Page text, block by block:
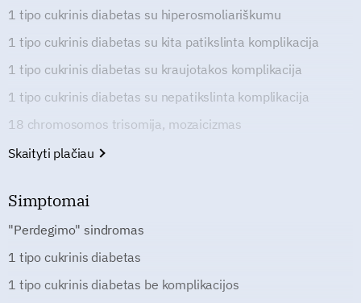
1 tipo cukrinis diabetas su hiperosmoliariškumu
1 tipo cukrinis diabetas su kita patikslinta komplikacija
1 tipo cukrinis diabetas su kraujotakos komplikacija
1 tipo cukrinis diabetas su nepatikslinta komplikacija
18 chromosomos trisomija, mozaicizmas
Skaityti plačiau
Simptomai
"Perdegimo" sindromas
1 tipo cukrinis diabetas
1 tipo cukrinis diabetas be komplikacijos